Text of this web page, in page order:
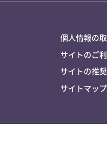
個人情報の
サイトのご
サイトの推
サイトマップ